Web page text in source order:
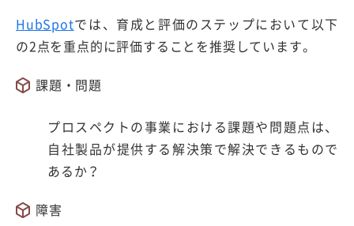
HubSpotでは、育成と評価のステップにおいて以下
の2点を重点的に評価することを推奨しています。
課題・問題
プロスペクトの事業における課題や問題点は、
自社製品が提供する解決策で解決できるもので
あるか？
障害